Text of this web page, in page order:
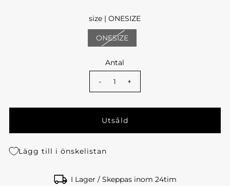
size |ONESIZE
ONESIZE
Antal
- +
Lägg till i önskelistan
I Lager / Skeppas inom 24tim